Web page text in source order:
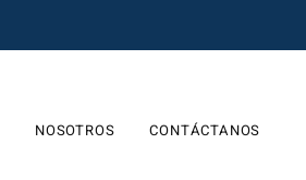
NOSOTROS CONTÁCTANOS